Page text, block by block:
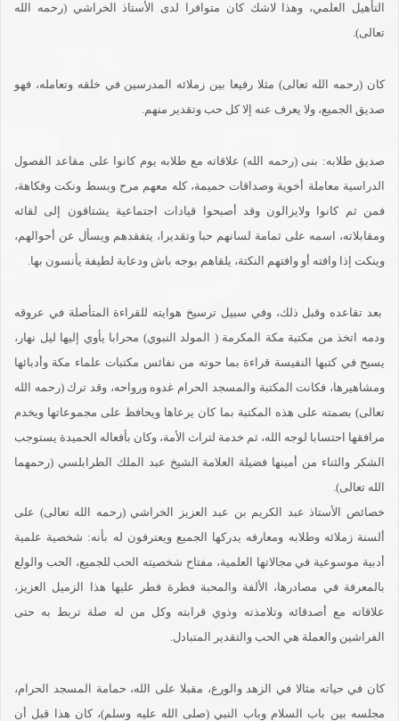
التأهيل العلمي، وهذا لاشك كان متوافرا لدى الأستاذ الخراشي (رحمه الله
تعالى).
كان (رحمه الله تعالى) مثلا رفيعا بين زملائه المدرسين في خلقه وتعامله، فهو
صديق الجميع، ولا يعرف عنه إلا كل حب وتقدير منهم.
صديق طلابه: بنى (رحمه الله) علاقاته مع طلابه يوم كانوا على مقاعد الفصول
الدراسية معاملة أخوية وصداقات حميمة، كله معهم مرح وبسط ونكت وفكاهة،
فمن ثم كانوا ولايزالون وقد أصبحوا قيادات اجتماعية يشتاقون إلى لقائه
ومقابلاته، اسمه على ثمامة لسانهم حبا وتقديرا، يتفقدهم ويسأل عن أحوالهم،
وينكت إذا وافته أو وافتهم النكتة، يلقاهم بوجه باش ودعابة لطيفة يأنسون بها.
بعد تقاعده وقبل ذلك، وفي سبيل ترسيخ هوايته للقراءة المتأصلة في عروقه
ودمه اتخذ من مكتبة مكة المكرمة ( المولد النبوي) محرابا يأوي إليها ليل نهار،
يسبح في كتبها النفيسة قراءة بما حوته من نفائس مكتبات علماء مكة وأدبائها
ومشاهيرها، فكانت المكتبة والمسجد الحرام غدوه ورواحه، وقد ترك (رحمه الله
تعالى) بصمته على هذه المكتبة بما كان يرعاها ويحافظ على مجموعاتها ويخدم
مرافقها احتسابا لوجه الله، ثم خدمة لتراث الأمة، وكان بأفعاله الحميدة يستوجب
الشكر والثناء من أمينها فضيلة العلامة الشيخ عبد الملك الطرابلسي (رحمهما
الله تعالى).
خصائص الأستاذ عبد الكريم بن عبد العزيز الخراشي (رحمه الله تعالى) على
ألسنة زملائه وطلابه ومعارفه يدركها الجميع ويعترفون له بأنه: شخصية علمية
أدبية موسوعية في مجالاتها العلمية، مفتاح شخصيته الحب للجميع، الحب والولع
بالمعرفة في مصادرها، الألفة والمحبة فطرة فطر عليها هذا الزميل العزيز،
علاقاته مع أصدقائه وتلامذته وذوي قرابته وكل من له صلة تربط به حتى
الفراشين والعملة هي الحب والتقدير المتبادل.
كان في حياته مثالا في الزهد والورع، مقبلا على الله، حمامة المسجد الحرام،
مجلسه بين باب السلام وباب النبي (صلى الله عليه وسلم)، كان هذا قبل أن